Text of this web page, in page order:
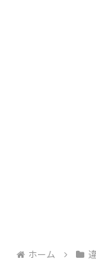
ホーム